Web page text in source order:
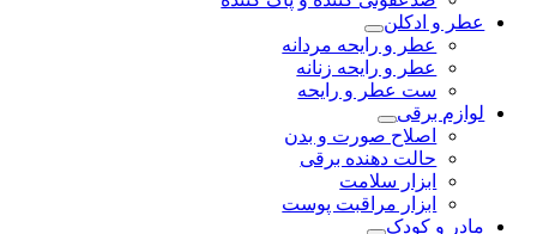
عطر و ادکلن
عطر و رایحه مردانه
عطر و رایحه زنانه
ست عطر و رایحه
لوازم برقی
اصلاح صورت و بدن
حالت دهنده برقی
ابزار سلامت
ابزار مراقبت پوست
مادر و کودک